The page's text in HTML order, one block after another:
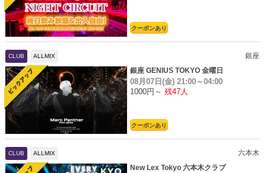
クーポンあり
CLUB ALLMIX
銀座
銀座 GENIUS TOKYO 金曜日
08月07日(金) 21:00～04:00
1000円～ 残47人
クーポンあり
CLUB ALLMIX
六本木
New Lex Tokyo 六本木クラブ